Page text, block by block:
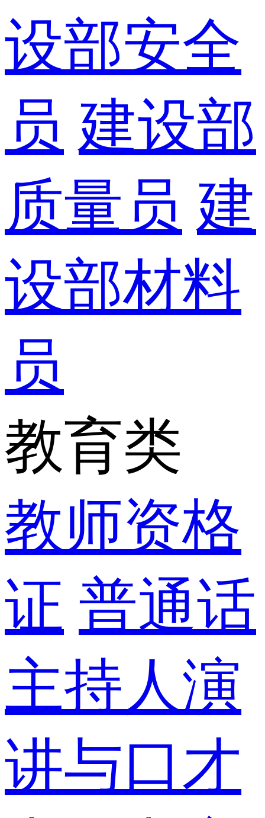
设部安全
员 建设部
质量员 建
设部材料
员
教育类
教师资格
证 普通话
主持人演
讲与口才